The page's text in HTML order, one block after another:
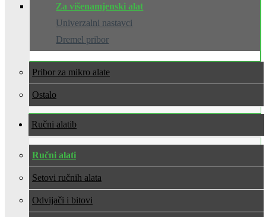
Za višenamjenski alat
Univerzalni nastavci
Dremel pribor
Pribor za mikro alate
Ostalo
Ručni alati
Ručni alati
Setovi ručnih alata
Odvijači i bitovi